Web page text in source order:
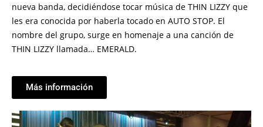
nueva banda, decidiéndose tocar música de THIN LIZZY que
les era conocida por haberla tocado en AUTO STOP. El
nombre del grupo, surge en homenaje a una canción de
THIN LIZZY llamada… EMERALD.
Más información